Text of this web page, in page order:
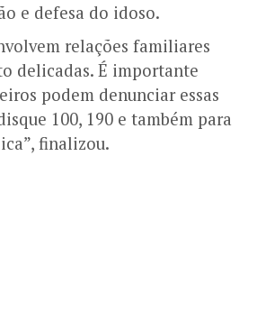
e defesa do idoso.
relações familiares
delicadas. É importante
podem denunciar essas
100, 190 e também para
finalizou.